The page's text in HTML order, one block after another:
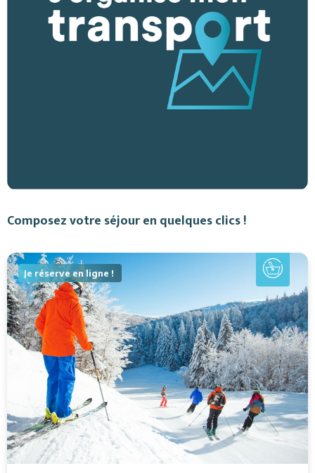
Composez votre séjour en quelques clics !
Je réserve en ligne !